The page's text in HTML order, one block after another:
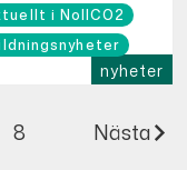
nyheter
i NollCO2
8 Nästa